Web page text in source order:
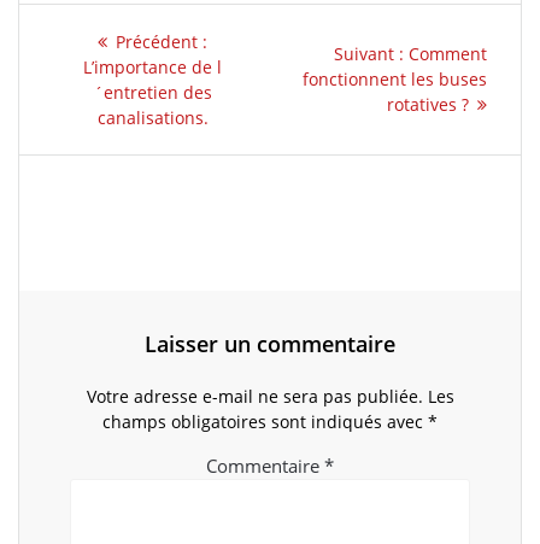
Navigation
l’article
Précédent :
précédent
:
L’importance de l
´entretien des
canalisations.
Suivant : Article
suivant
:
Comment
fonctionnent les buses
rotatives ?
Laisser un commentaire
Votre adresse e-mail ne sera pas publiée. Les
champs obligatoires sont indiqués avec *
Commentaire *